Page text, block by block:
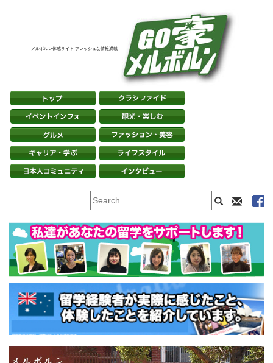
メルボルン体感サイト フレッシュな情報満載